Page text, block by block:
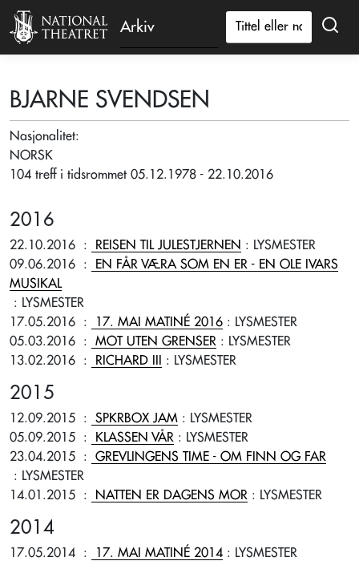
Arkiv
BJARNE SVENDSEN
Nasjonalitet:
NORSK
104 treff i tidsrommet 05.12.1978 - 22.10.2016
2016
22.10.2016 : REISEN TIL JULESTJERNEN : LYSMESTER
09.06.2016 :
EN FÅR VÆRA SOM EN ER - EN OLE IVARS
MUSIKAL
: LYSMESTER
17.05.2016 : 17. MAI MATINÉ 2016 : LYSMESTER
05.03.2016 : MOT UTEN GRENSER : LYSMESTER
13.02.2016 : RICHARD III : LYSMESTER
2015
12.09.2015 : SPKRBOX JAM : LYSMESTER
05.09.2015 : KLASSEN VÅR : LYSMESTER
23.04.2015 :
GREVLINGENS TIME - OM FINN OG FAR
: LYSMESTER
14.01.2015 : NATTEN ER DAGENS MOR : LYSMESTER
2014
17.05.2014 : 17. MAI MATINÉ 2014 : LYSMESTER